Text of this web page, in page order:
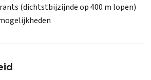
(dichtstbijzijnde op 400 m lopen)